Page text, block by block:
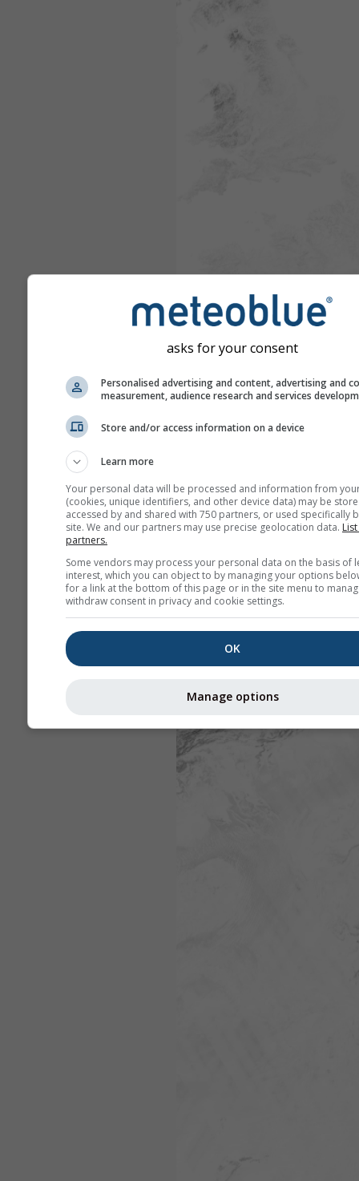
asks for your consent
Personalised advertising and content, advertising and
measurement, audience research and services
Store and/or access information on a device
Learn more
Your personal data will be processed and information from
(cookies, unique identifiers, and other device data) may be
accessed by and shared with 750 partners, or used specifically
site. We and our partners may use precise geolocation data.
partners.
Some vendors may process your personal data on the basis of
interest, which you can object to by managing your options
for a link at the bottom of this page or in the site menu to
withdraw consent in privacy and cookie settings.
OK
Manage options